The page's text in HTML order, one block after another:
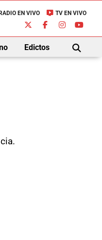
RADIO EN VIVO live_tv TV EN VIVO
Edictos
BUSCAR